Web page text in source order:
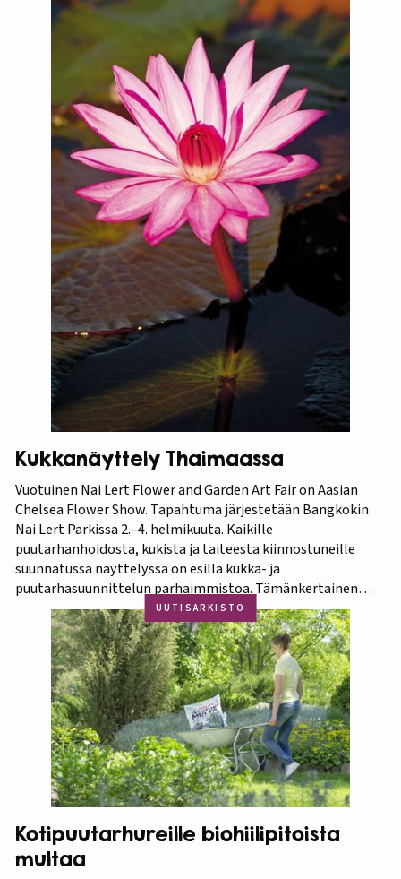
Kukkanäyttely Thaimaassa
Vuotuinen Nai Lert Flower and Garden Art Fair on Aasian
Chelsea Flower Show. Tapahtuma järjestetään Bangkokin
Nai Lert Parkissa 2.–4. helmikuuta. Kaikille
puutarhanhoidosta, kukista ja taiteesta kiinnostuneille
suunnatussa näyttelyssä on esillä kukka- ja
puutarhasuunnittelun parhaimmistoa. Tämänkertainen
tapahtuma on osa Amazing Thailand -teemavuotta, joka
pyrkii piristämään Thaimaan matkailua entisestään.
Thaimaa tunnetaan erittäin runsaasta ja monipuolisesta
kasvistostaan,…
UUTISARKISTO
Kotipuutarhureille biohiilipitoista
multaa